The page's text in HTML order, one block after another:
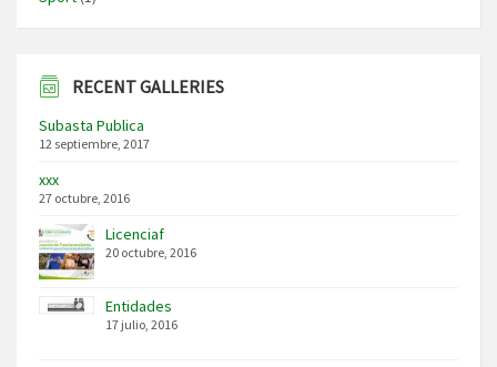
RECENT GALLERIES
Subasta Publica
12 septiembre, 2017
xxx
27 octubre, 2016
Licenciaf
20 octubre, 2016
Entidades
17 julio, 2016